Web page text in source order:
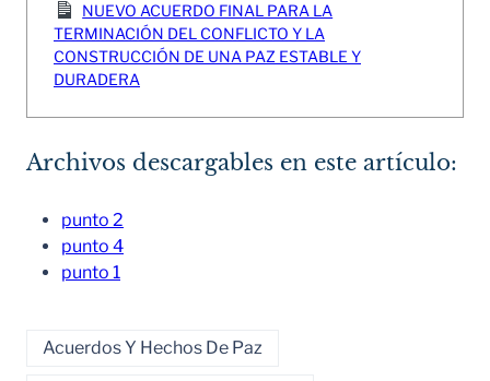
NUEVO ACUERDO FINAL PARA LA
TERMINACIÓN DEL CONFLICTO Y LA
CONSTRUCCIÓN DE UNA PAZ ESTABLE Y
DURADERA
Archivos descargables en este artículo:
punto 2
punto 4
punto 1
Acuerdos Y Hechos De Paz